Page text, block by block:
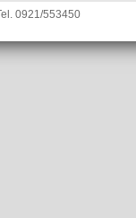
0921/553450